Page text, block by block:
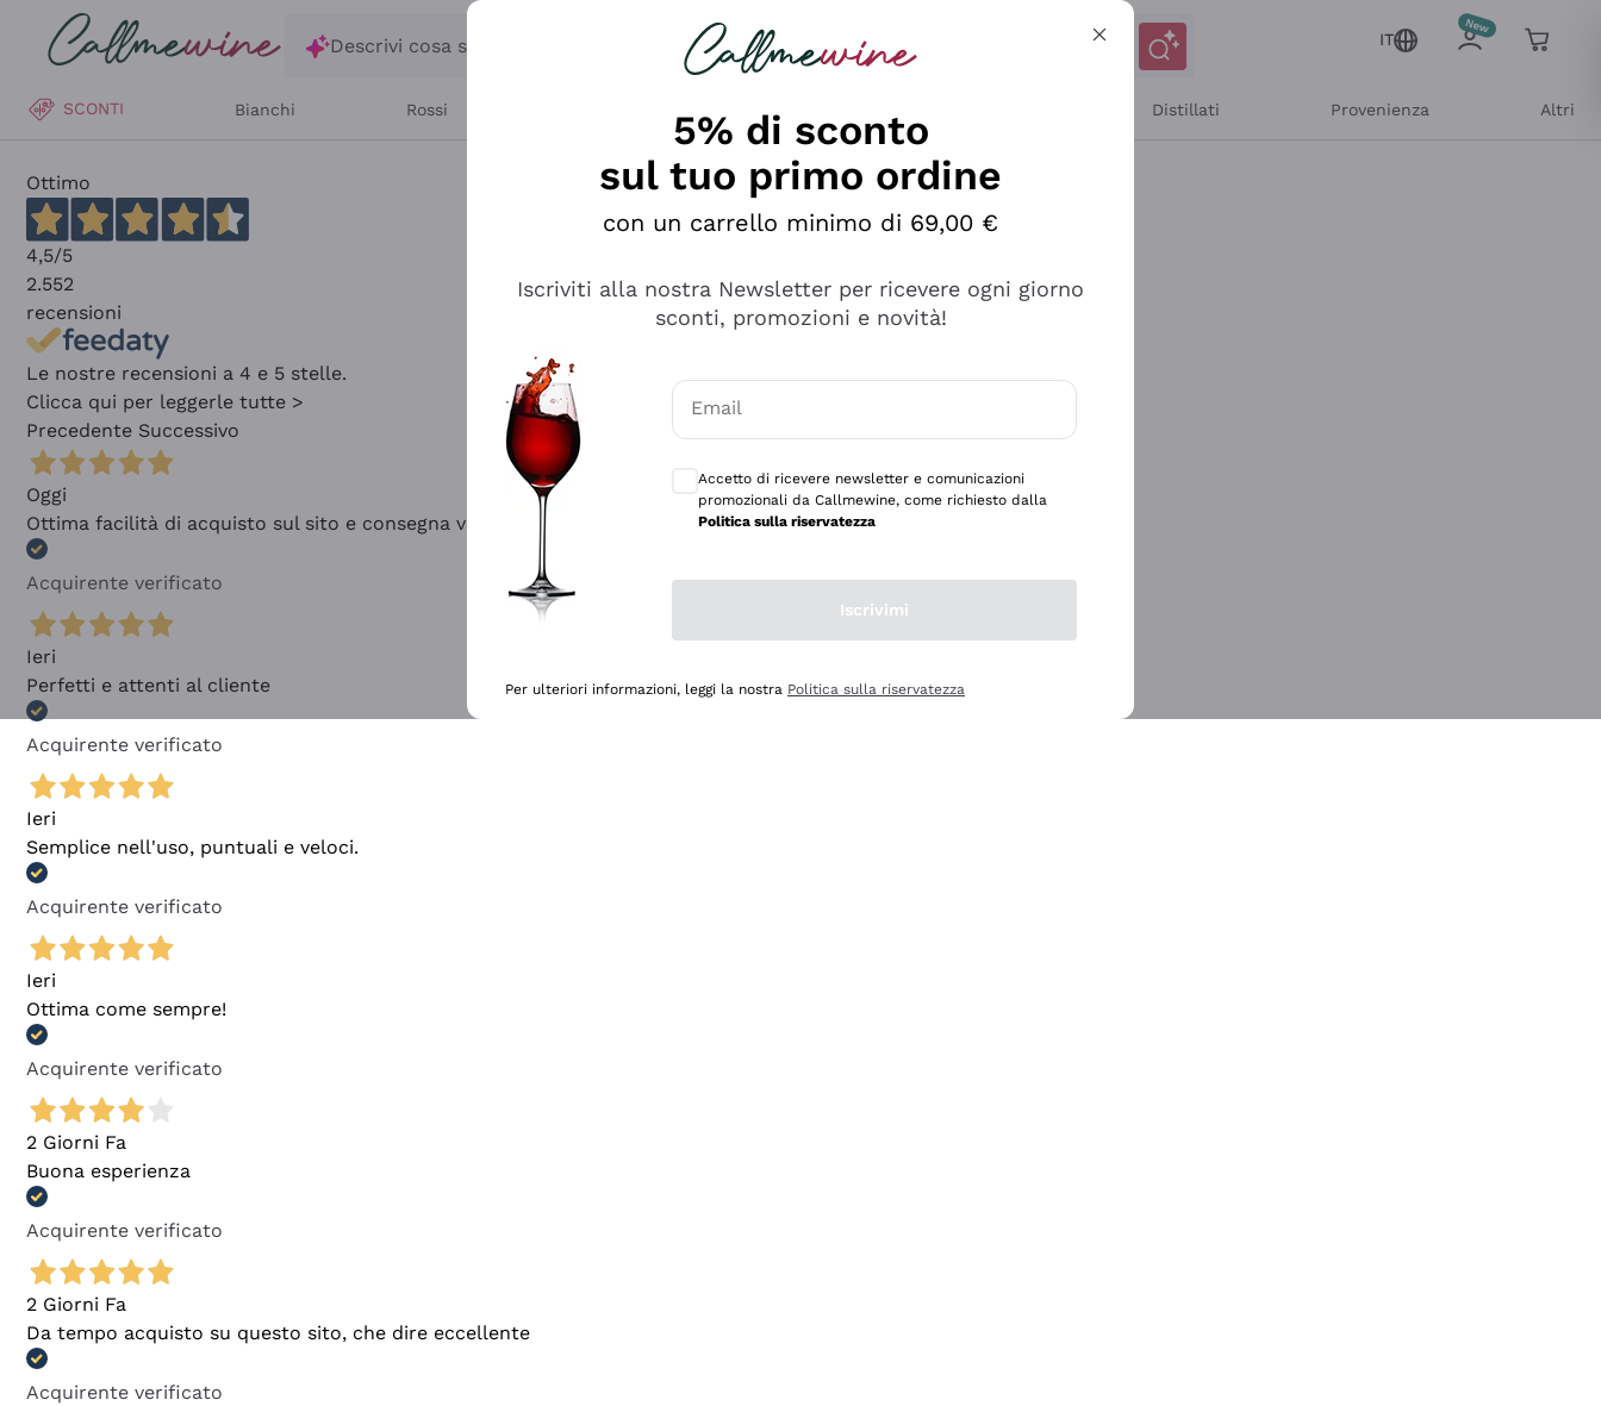
Salta al contenuto principale
Descrivi cosa stai cercando
IT
SCONTI Bianchi Rossi Distillati Provenienza Altri
Ottimo
4,5/5
2.552
recensioni
Le nostre recensioni a 4 e 5 stelle.
Clicca qui per leggerle tutte >
Precedente Successivo
Oggi
Ottima facilità di acquisto sul sito e consegna velocissima
Acquirente verificato
Ieri
Perfetti e attenti al cliente
Acquirente verificato
Ieri
Semplice nell'uso, puntuali e veloci.
Acquirente verificato
Ieri
Ottima come sempre!
Acquirente verificato
2 Giorni Fa
Buona esperienza
Acquirente verificato
2 Giorni Fa
Da tempo acquisto su questo sito, che dire eccellente
Acquirente verificato
5% di sconto
sul tuo primo ordine
con un carrello minimo di 69,00 €
Iscriviti alla nostra Newsletter per ricevere ogni giorno
sconti, promozioni e novità!
Email
Accetto di ricevere newsletter e comunicazioni
promozionali da Callmewine, come richiesto dalla
Politica sulla riservatezza
Iscrivimi
Per ulteriori informazioni, leggi la nostra Politica sulla riservatezza